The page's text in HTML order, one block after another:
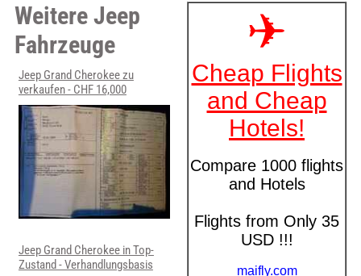
Weitere Jeep
Fahrzeuge
Jeep Grand Cherokee zu
verkaufen - CHF 16,000
Jeep Grand Cherokee in Top-
Zustand - Verhandlungsbasis